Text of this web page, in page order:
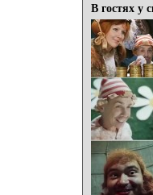
В гостях у